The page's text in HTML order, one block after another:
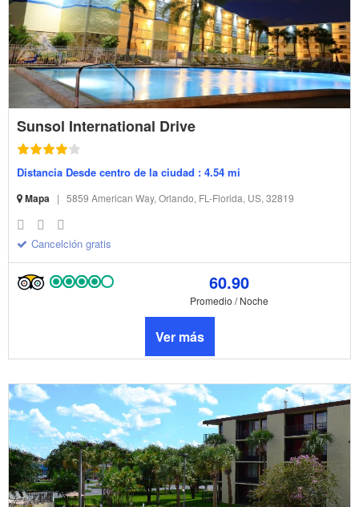
Sunsol International Drive
Distancia Desde centro de la ciudad : 4.54 mi
Mapa | 5859 American Way, Orlando, FL-Florida, US, 32819
Cancelción gratis
60.90
Promedio / Noche
Ver más